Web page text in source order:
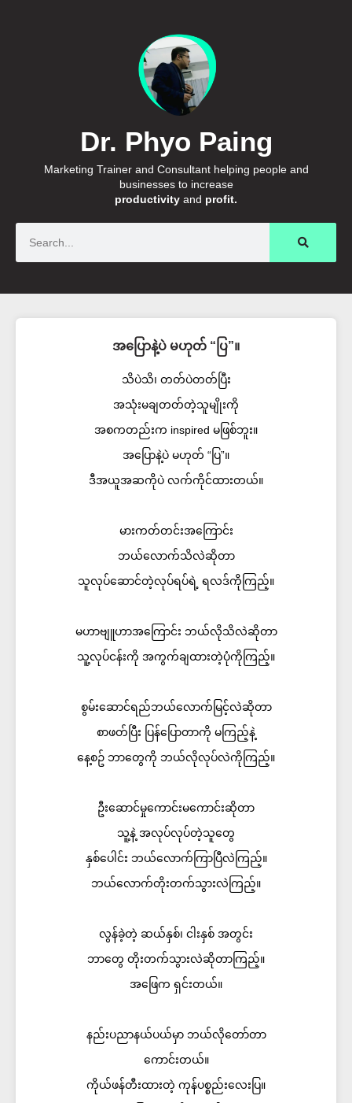
Dr. Phyo Paing
Marketing Trainer and Consultant helping people and
businesses to increase
productivity and profit.
အပြောနဲ့ပဲ မဟုတ် “ပြ”။
သိပဲသိ၊ တတ်ပဲတတ်ပြီး
အသုံးမချတတ်တဲ့သူမျိုးကို
အစကတည်းက inspired မဖြစ်ဘူး။
အပြောနဲ့ပဲ မဟုတ် “ပြ”။
ဒီအယူအဆကိုပဲ လက်ကိုင်ထားတယ်။
မားကတ်တင်းအကြောင်း
ဘယ်လောက်သိလဲဆိုတာ
သူလုပ်ဆောင်တဲ့လုပ်ရပ်ရဲ့ ရလဒ်ကိုကြည့်။
မဟာဗျူဟာအကြောင်း ဘယ်လိုသိလဲဆိုတာ
သူ့လုပ်ငန်းကို အကွက်ချထားတဲ့ပုံကိုကြည့်။
စွမ်းဆောင်ရည်ဘယ်လောက်မြင့်လဲဆိုတာ
စာဖတ်ပြီး ပြန်ပြောတာကို မကြည့်နဲ့
နေ့စဥ် ဘာတွေကို ဘယ်လိုလုပ်လဲကိုကြည့်။
ဦးဆောင်မှုကောင်းမကောင်းဆိုတာ
သူ့နဲ့ အလုပ်လုပ်တဲ့သူတွေ
နှစ်ပေါင်း ဘယ်လောက်ကြာပြီလဲကြည့်။
ဘယ်လောက်တိုးတက်သွားလဲကြည့်။
လွန်ခဲ့တဲ့ ဆယ်နှစ်၊ ငါးနှစ် အတွင်း
ဘာတွေ တိုးတက်သွားလဲဆိုတာကြည့်။
အဖြေက ရှင်းတယ်။
နည်းပညာနယ်ပယ်မှာ ဘယ်လိုတော်တာ
ကောင်းတယ်။
ကိုယ်ဖန်တီးထားတဲ့ ကုန်ပစ္စည်းလေးပြ။